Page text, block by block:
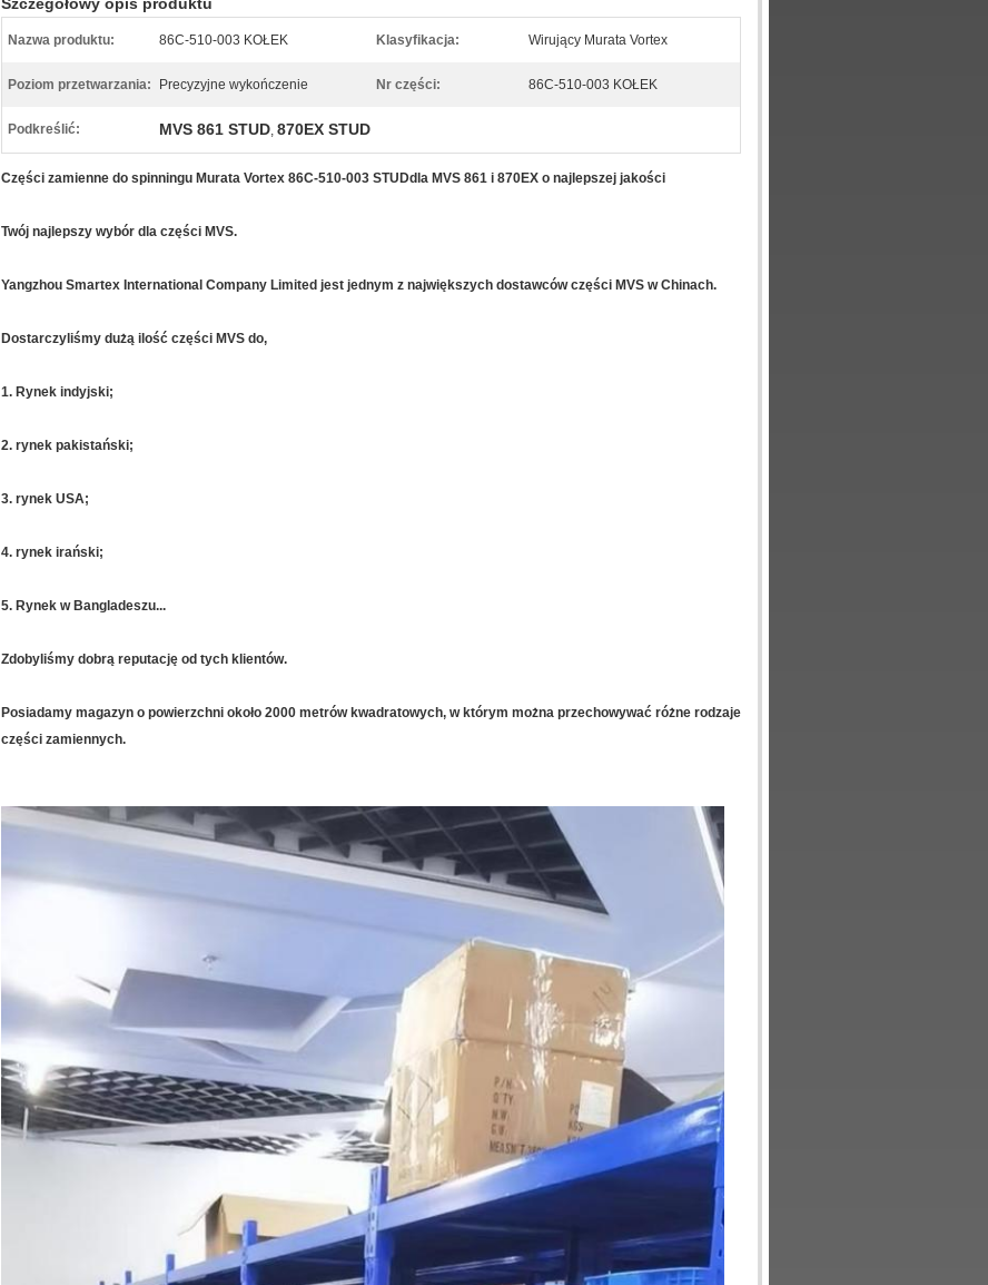
Nazwa produktu: 86C-510-003 KOŁEK Klasyfikacja: Wirujący Murata Vortex
Poziom przetwarzania: Precyzyjne wykończenie Nr części: 86C-510-003 KOŁEK
Podkreślić: MVS 861 STUD, 870EX STUD
Części zamienne do spinningu Murata Vortex 86C-510-003 STUDdla MVS 861 i 870EX o najlepszej jakości
Twój najlepszy wybór dla części MVS.
Yangzhou Smartex International Company Limited jest jednym z największych dostawców części MVS w Chinach.
Dostarczyliśmy dużą ilość części MVS do,
1. Rynek indyjski;
2. rynek pakistański;
3. rynek USA;
4. rynek irański;
5. Rynek w Bangladeszu...
Zdobyliśmy dobrą reputację od tych klientów.
Posiadamy magazyn o powierzchni około 2000 metrów kwadratowych, w którym można przechowywać różne rodzaje
części zamiennych.